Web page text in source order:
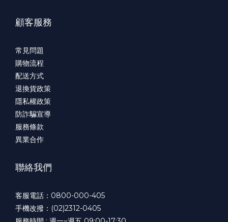
顧客服務
常見問題
購物流程
配送方式
退換貨政策
隱私權政策
防詐騙宣導
服務條款
異業合作
聯絡我們
客服電話：0800-000-405
手機改撥：(02)2312-0405